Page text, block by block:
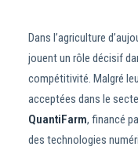
Dans l’agriculture
jouent un rôle décisif
compétitivité. Malgré
acceptées dans le
QuantiFarm, financé
des technologies